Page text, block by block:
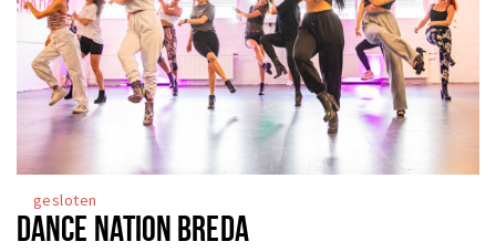
gesloten
DANCE NATION BREDA